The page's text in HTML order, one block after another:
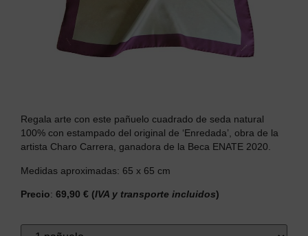
Regala arte con este pañuelo cuadrado de seda natural
100% con estampado del original de ‘Enredada’, obra de la
artista Charo Carrera, ganadora de la Beca ENATE 2020.
Medidas aproximadas: 65 x 65 cm
Precio: 69,90 € (IVA y transporte incluidos)